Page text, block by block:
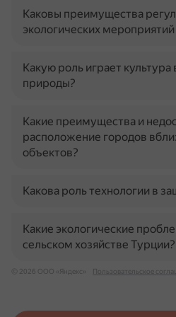
Каковы преимущества
экологических
Какую роль играет
природы?
Какие преимущества и
расположение городов
объектов?
Какова роль технологии в
Какие экологические
сельском хозяйстве Турции?
© 2026 ООО «Яндекс» Пользовательское